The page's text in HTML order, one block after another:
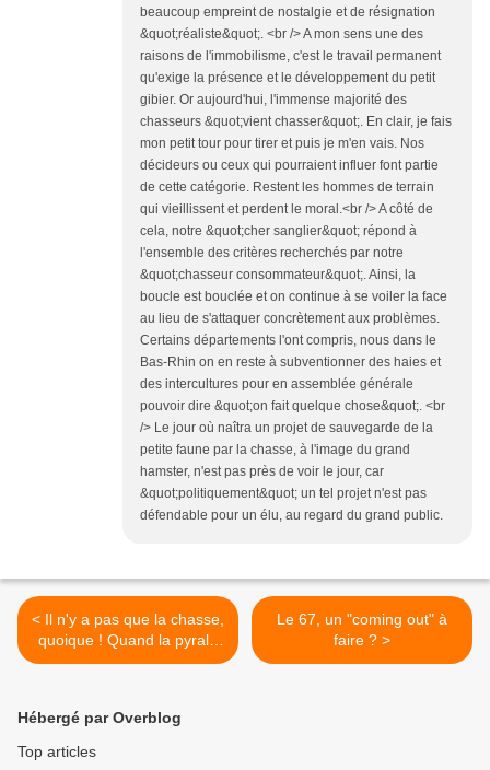
beaucoup empreint de nostalgie et de résignation
&quot;réaliste&quot;. <br /> A mon sens une des
raisons de l'immobilisme, c'est le travail permanent
qu'exige la présence et le développement du petit
gibier. Or aujourd'hui, l'immense majorité des
chasseurs &quot;vient chasser&quot;. En clair, je fais
mon petit tour pour tirer et puis je m'en vais. Nos
décideurs ou ceux qui pourraient influer font partie
de cette catégorie. Restent les hommes de terrain
qui vieillissent et perdent le moral.<br /> A côté de
cela, notre &quot;cher sanglier&quot; répond à
l'ensemble des critères recherchés par notre
&quot;chasseur consommateur&quot;. Ainsi, la
boucle est bouclée et on continue à se voiler la face
au lieu de s'attaquer concrètement aux problèmes.
Certains départements l'ont compris, nous dans le
Bas-Rhin on en reste à subventionner des haies et
des intercultures pour en assemblée générale
pouvoir dire &quot;on fait quelque chose&quot;. <br
/> Le jour où naîtra un projet de sauvegarde de la
petite faune par la chasse, à l'image du grand
hamster, n'est pas près de voir le jour, car
&quot;politiquement&quot; un tel projet n'est pas
défendable pour un élu, au regard du grand public.
< Il n'y a pas que la chasse,
quoique ! Quand la pyrale
du buis sévit...
Le 67, un "coming out" à
faire ? >
Hébergé par Overblog
Top articles